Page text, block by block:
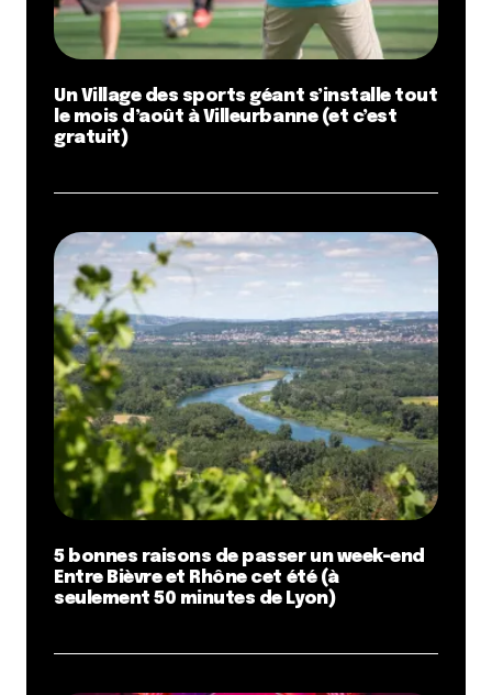
Un Village des sports géant s’installe tout
le mois d’août à Villeurbanne (et c’est
gratuit)
5 bonnes raisons de passer un week-end
Entre Bièvre et Rhône cet été (à
seulement 50 minutes de Lyon)